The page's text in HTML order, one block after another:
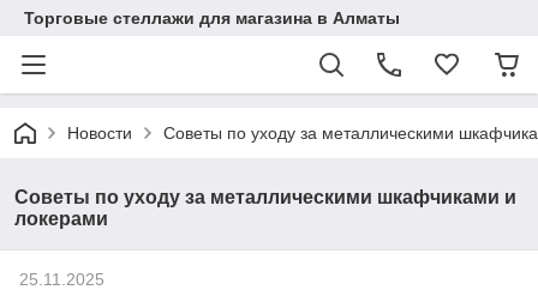
Торговые стеллажи для магазина в Алматы
Новости Советы по уходу за металлическими
Советы по уходу за металлическими шкафчиками и
локерами
25.11.2025